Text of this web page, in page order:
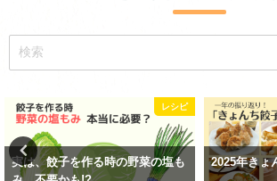
レシピ
菜の塩も
外国の餃子
2025年きょんちの餃子活動記録